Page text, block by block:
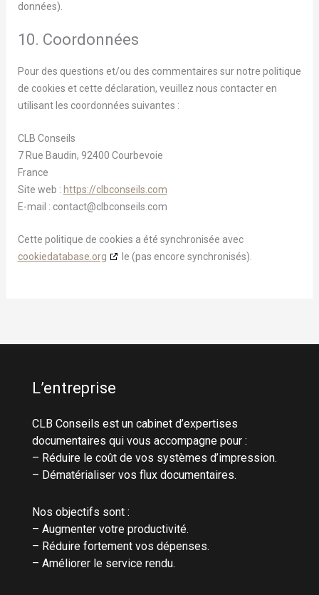
données).
10. Coordonnées
Pour des questions et/ou des commentaires sur notre politique
de cookies et cette déclaration, veuillez nous contacter en
utilisant les coordonnées suivantes :
CLB Conseils
7 Rue Baudin, 92400 Courbevoie
France
Site web : https://clbconseils.com
E-mail : contact@clbconseils.com
Cette politique de cookies a été synchronisée avec
cookiedatabase.org
le (pas encore synchronisés).
L’entreprise
CLB Conseils est un cabinet d’expertises
documentaires qui vous accompagne pour :
– Réduire le coût de vos systèmes d’impression.
– Dématérialiser vos flux documentaires.
Nos objectifs sont :
– Augmenter votre productivité.
– Réduire fortement vos dépenses.
– Améliorer le service rendu.